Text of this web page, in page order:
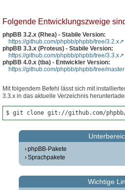
Folgende Entwicklungszweige
phpBB 3.2.x (Rhea) - Stabile Version:
https://github.com/phpbb/phpbb/tree/3.2.x
phpBB 3.3.x (Proteus) - Stabile Version:
https://github.com/phpbb/phpbb/tree/3.3.x
phpBB 4.0.x (tba) - Entwickler Version:
https://github.com/phpbb/phpbb/tree/master
Mit folgendem Befehl lässt sich mit
3.3.x in das aktuelle Verzeichnis
$ git clone git://github.com/
phpBB-Pakete
Sprachpakete
Wichtige